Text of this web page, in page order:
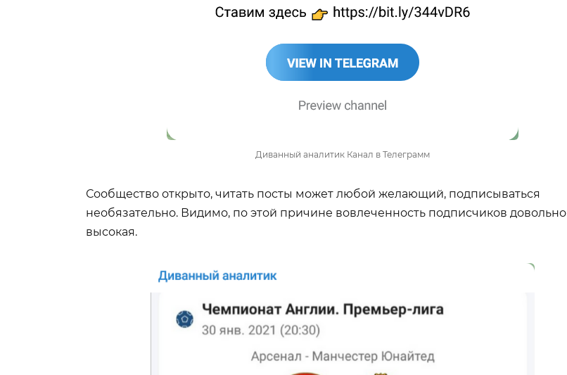
Диванный аналитик Канал в Телеграмм
Сообщество открыто, читать посты может любой желающий, подписываться
необязательно. Видимо, по этой причине вовлеченность подписчиков довольно
высокая.